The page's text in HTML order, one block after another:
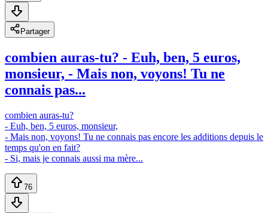
Partager
combien auras-tu? - Euh, ben, 5 euros,
monsieur, - Mais non, voyons! Tu ne
connais pas...
combien auras-tu?
- Euh, ben, 5 euros, monsieur,
- Mais non, voyons! Tu ne connais pas encore les additions depuis le
temps qu'on en fait?
- Si, mais je connais aussi ma mère...
76